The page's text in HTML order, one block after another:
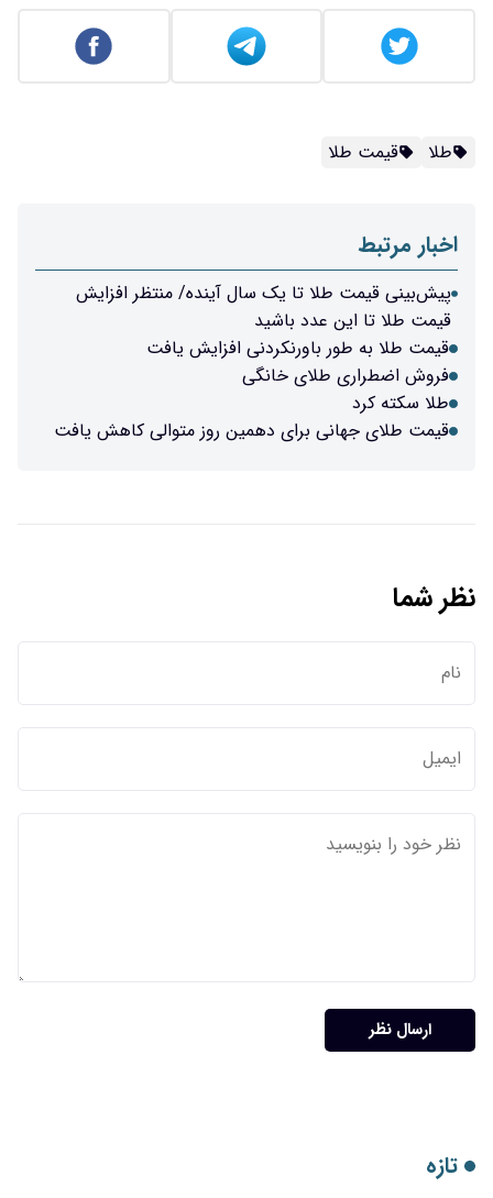
طلا قیمت طلا
اخبار مرتبط
پیش‌بینی قیمت طلا تا یک سال آینده/ منتظر افزایش
قیمت طلا تا این عدد باشید
قیمت طلا به طور باورنکردنی افزایش یافت
فروش اضطراری طلای خانگی
طلا سکته کرد
قیمت طلای جهانی برای دهمین روز متوالی کاهش یافت
نظر شما
ارسال نظر
تازه